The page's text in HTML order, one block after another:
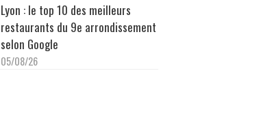
Lyon : le top 10 des meilleurs
restaurants du 9e arrondissement
selon Google
05/08/26